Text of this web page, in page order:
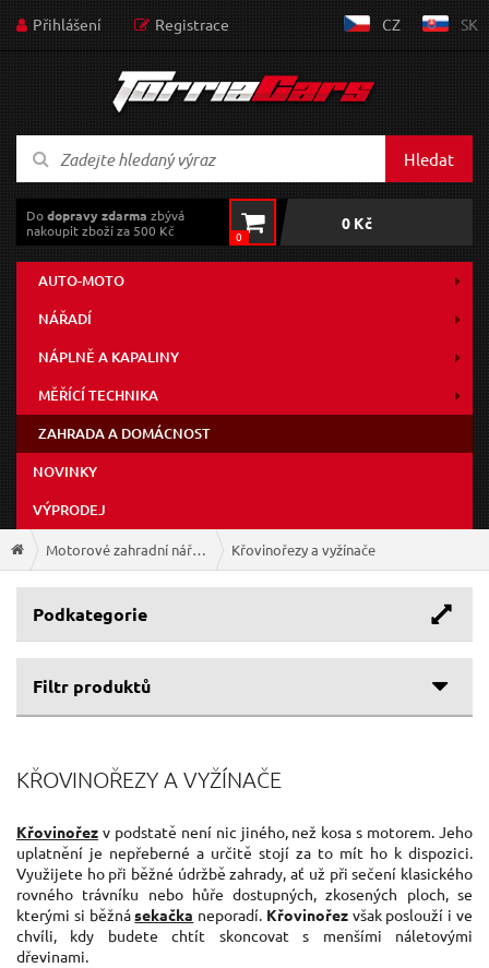
Přihlášení Registrace CZ SK
Hledat
Dodopravy zdarma zbývá
nakoupit zboží za 500 Kč
0
0 Kč
AUTO-MOTO
NÁŘADÍ
NÁPLNĚ A KAPALINY
MĚŘÍCÍ TECHNIKA
ZAHRADA A DOMÁCNOST
NOVINKY
VÝPRODEJ
Motorové zahradní nářadí Křovinořezy a vyžínače
Podkategorie
Filtr produktů
Výrobce
GEKO
SIXTOL (8)
KŘOVINOŘEZY A VYŽÍNAČE
Křovinořez v podstatě není nic jiného, než kosa s motorem. Jeho
uplatnění je nepřeberné a určitě stojí za to mít ho k dispozici.
Využijete ho při běžné údržbě zahrady, ať už při sečení klasického
rovného trávníku nebo hůře dostupných, zkosených ploch, se
kterými si běžnásekačka neporadí. Křovinořezvšak poslouží i ve
chvíli, kdy budete chtít skoncovat s menšími náletovými
dřevinami.